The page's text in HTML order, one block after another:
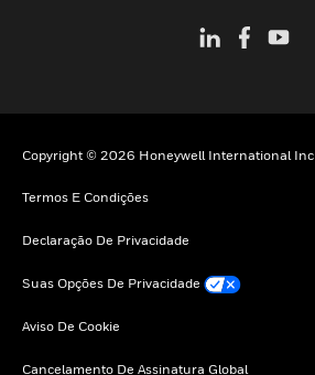
Copyright © 2026 Honeywell International Inc
Termos E Condições
Declaração De Privacidade
Suas Opções De Privacidade
Aviso De Cookie
Cancelamento De Assinatura Global